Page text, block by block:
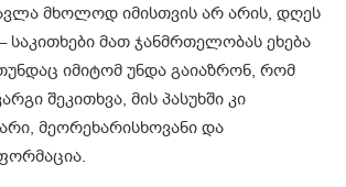
მხოლოდ იმისთვის არ არის, დღეს
საკითხები მათ ჯანმრთელობას ეხება
იმიტომ უნდა გაიაზრონ, რომ
შეკითხვა, მის პასუხში კი
მეორეხარისხოვანი და